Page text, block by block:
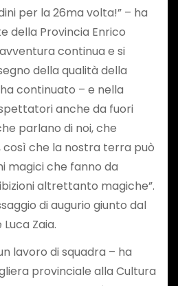
per la 26ma volta!” – ha
della Provincia Enrico
continua e si
della qualità della
continuato – e nella
anche da fuori
parlano di noi, che
così che la nostra terra può
magici che fanno da
altrettanto magiche”.
di augurio giunto dal
Zaia.
lavoro di squadra – ha
provinciale alla Cultura